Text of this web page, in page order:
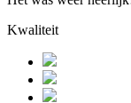
Kwaliteit